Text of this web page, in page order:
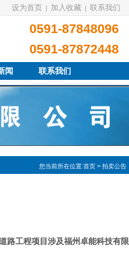
设为首页 加入收藏 联系我们
0591-87848096
0591-87872448
闻 联系我们
您当前所在位置:首页 > 拍卖公告
路工程项目涉及福州卓能科技有限